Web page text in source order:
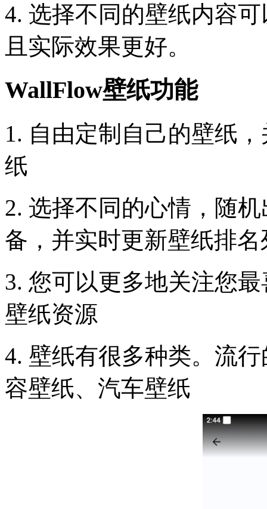
4. 选择不同的壁纸内容
且实际效果更好。
WallFlow壁纸功能
1. 自由定制自己的壁纸
纸
2. 选择不同的心情，随
备，并实时更新壁纸排名
3. 您可以更多地关注您
壁纸资源
4. 壁纸有很多种类。流
容壁纸、汽车壁纸